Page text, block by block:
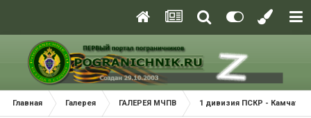
Главная Галерея ГАЛЕРЕЯ МЧПВ 1 дивизия ПСКР - Камчатка